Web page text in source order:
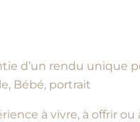
d’un rendu unique
Bébé, portrait
à vivre, à offrir ou